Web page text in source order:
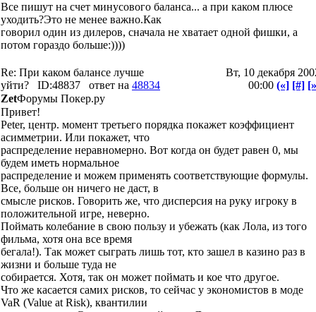
Все пишут на счет минусового баланса... а при каком плюсе
уходить?Это не менее важно.Как
говорил один из дилеров, сначала не хватает одной фишки, а
потом гораздо больше:))))
Re: При каком балансе лучше
уйти?
ID:48837 ответ на 48834
Вт, 10 декабря
00:00 («] [#]
ZetФорумы Покер.ру
Привет!
Peter, центр. момент третьего порядка покажет коэффициент
асимметрии. Или покажет, что
распределение неравномерно. Вот когда он будет равен 0, мы
будем иметь нормальное
распределение и можем применять соответствующие формулы.
Все, больше он ничего не даст, в
смысле рисков. Говорить же, что дисперсия на руку игроку в
положительной игре, неверно.
Поймать колебание в свою пользу и убежать (как Лола, из того
фильма, хотя она все время
бегала!). Так может сыграть лишь тот, кто зашел в казино раз в
жизни и больше туда не
собирается. Хотя, так он может поймать и кое что другое.
Что же касается самих рисков, то сейчас у экономистов в моде
VaR (Value at Risk), квантилии